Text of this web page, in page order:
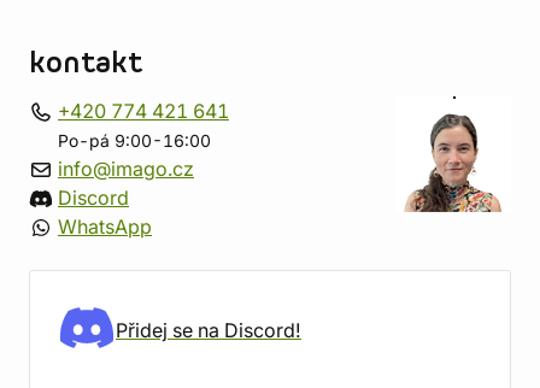
kontakt
+420 774 421 641
Po-pá 9:00-16:00
info@imago.cz
Discord
WhatsApp
Přidej se na Discord!